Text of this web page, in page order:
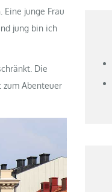
junge Frau
jung bin ich
Die
zum Abenteuer